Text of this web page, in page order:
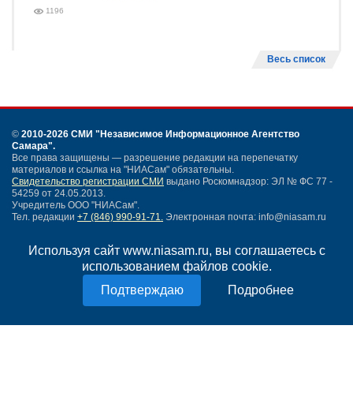
Используя сайт www.niasam.ru, вы соглашаетесь с
использованием файлов cookie.
Подробнее
1196
Весь список
© 2010-2026 СМИ "Независимое Информационное Агентство
Самара".
Все права защищены — разрешение редакции на перепечатку
материалов и ссылка на "НИАСам" обязательны.
Свидетельство регистрации СМИ выдано Роскомнадзор: ЭЛ № ФС 77 -
54259 от 24.05.2013.
Учредитель ООО "НИАСам".
Тел. редакции +7 (846) 990-91-71. Электронная почта: info@niasam.ru
Карта сайта
Нашли ошибку?
Политика конфиденциальности
Согласие на обработку персональных данных